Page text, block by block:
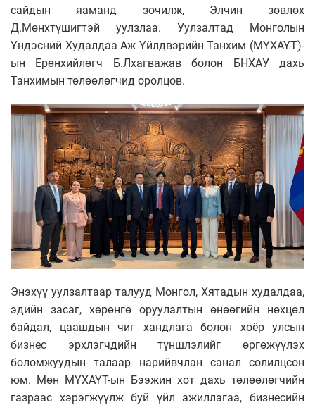
сайдын яаманд зочилж, Элчин зөвлөх
Д.Мөнхтүшигтэй уулзлаа. Уулзалтад Монголын
Үндэсний Худалдаа Аж Үйлдвэрийн Танхим (МҮХАҮТ)-
ын Ерөнхийлөгч Б.Лхагважав болон БНХАУ дахь
Танхимын төлөөлөгчид оролцов.
Энэхүү уулзалтаар талууд Монгол, Хятадын худалдаа,
эдийн засаг, хөрөнгө оруулалтын өнөөгийн нөхцөл
байдал, цаашдын чиг хандлага болон хоёр улсын
бизнес эрхлэгчдийн түншлэлийг өргөжүүлэх
боломжуудын талаар нарийвчлан санал солилцсон
юм. Мөн МҮХАҮТ-ын Бээжин хот дахь төлөөлөгчийн
газраас хэрэгжүүлж буй үйл ажиллагаа, бизнесийн